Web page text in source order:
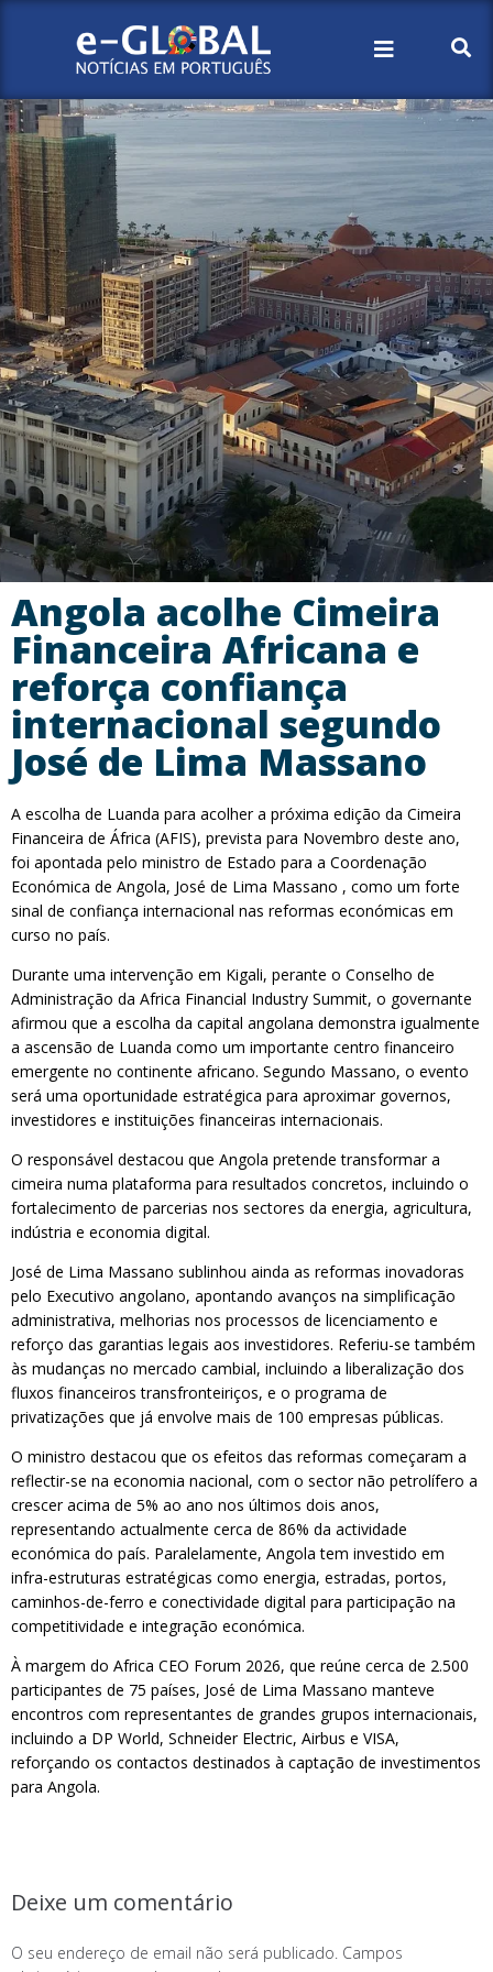
Angola acolhe Cimeira
Financeira Africana e
reforça confiança
internacional segundo
José de Lima Massano
A escolha de Luanda para acolher a próxima edição da Cimeira
Financeira de África (AFIS), prevista para Novembro deste ano,
foi apontada pelo ministro de Estado para a Coordenação
Económica de Angola, José de Lima Massano , como um forte
sinal de confiança internacional nas reformas económicas em
curso no país.
Durante uma intervenção em Kigali, perante o Conselho de
Administração da Africa Financial Industry Summit, o governante
afirmou que a escolha da capital angolana demonstra igualmente
a ascensão de Luanda como um importante centro financeiro
emergente no continente africano. Segundo Massano, o evento
será uma oportunidade estratégica para aproximar governos,
investidores e instituições financeiras internacionais.
O responsável destacou que Angola pretende transformar a
cimeira numa plataforma para resultados concretos, incluindo o
fortalecimento de parcerias nos sectores da energia, agricultura,
indústria e economia digital.
José de Lima Massano sublinhou ainda as reformas inovadoras
pelo Executivo angolano, apontando avanços na simplificação
administrativa, melhorias nos processos de licenciamento e
reforço das garantias legais aos investidores. Referiu-se também
às mudanças no mercado cambial, incluindo a liberalização dos
fluxos financeiros transfronteiriços, e o programa de
privatizações que já envolve mais de 100 empresas públicas.
O ministro destacou que os efeitos das reformas começaram a
reflectir-se na economia nacional, com o sector não petrolífero a
crescer acima de 5% ao ano nos últimos dois anos,
representando actualmente cerca de 86% da actividade
económica do país. Paralelamente, Angola tem investido em
infra-estruturas estratégicas como energia, estradas, portos,
caminhos-de-ferro e conectividade digital para participação na
competitividade e integração económica.
À margem do Africa CEO Forum 2026, que reúne cerca de 2.500
participantes de 75 países, José de Lima Massano manteve
encontros com representantes de grandes grupos internacionais,
incluindo a DP World, Schneider Electric, Airbus e VISA,
reforçando os contactos destinados à captação de investimentos
para Angola.
Deixe um comentário
O seu endereço de email não será publicado. Campos